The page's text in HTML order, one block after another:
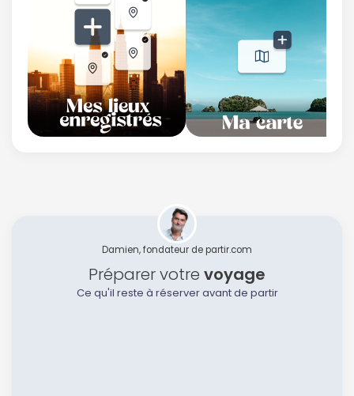
Damien, fondateur de partir.com
Préparer votre voyage
Ce qu'il reste à réserver avant de partir